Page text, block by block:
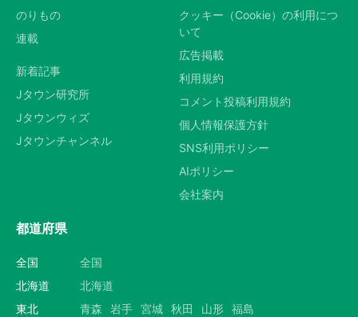
のりもの
連載
新着記事
Jタウン研究所
Jタウンウィズ
Jタウンチャンネル
クッキー（Cookie）の利用につ
いて
広告掲載
利用規約
コメント投稿利用規約
個人情報保護方針
SNS利用ポリシー
AIポリシー
会社案内
都道府県
全国
全国
北海道
北海道
東北
青森 岩手 宮城 秋田 山形 福島